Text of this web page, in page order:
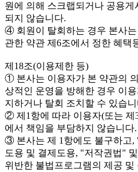
원에 의해 스크랩되거나 공용게
되지 않습니다.
④ 회원이 탈회하는 경우 본사는
관한 약관 제6조에서 정한 혜택
제18조(이용제한 등)
① 본사는 이용자가 본 약관의
상적인 운영을 방해한 경우 이
지하거나 탈회 조치할 수 있습니
② 제1항에 따라 이용자(또는 제
에서 책임을 부담하지 않습니다.
③ 본사는 제 1항에도 불구하고,
도용 및 결제도용, "저작권법"
위반한 불법프로그램의 제공